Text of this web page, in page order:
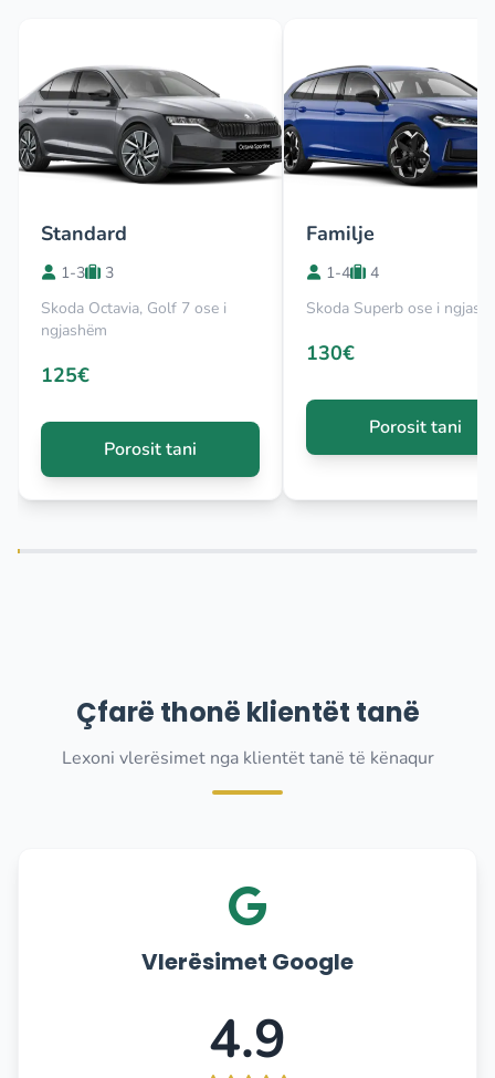
Standard
1-3
3
Skoda Octavia, Golf 7 ose i
ngjashëm
125€
Porosit tani
Familje
1-4
4
Skoda Superb ose i
130€
Porosit tani
Çfarë thonë klientët tanë
Lexoni vlerësimet nga klientët tanë të kënaqur
Vlerësimet Google
4.9